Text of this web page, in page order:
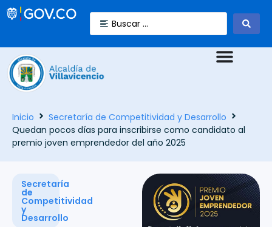
Inicio
Secretaría de Competitividad y Desarrollo
Quedan pocos días para inscribirse como candidato al
premio joven emprendedor del año 2025
Secretaría
de
Competitividad
y
Desarrollo